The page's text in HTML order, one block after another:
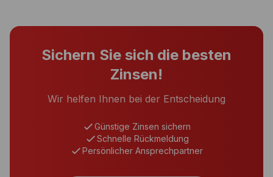
Sichern Sie sich die besten
Zinsen!
Wir helfen Ihnen bei der Entscheidung
Günstige Zinsen sichern
Schnelle Rückmeldung
Persönlicher Ansprechpartner